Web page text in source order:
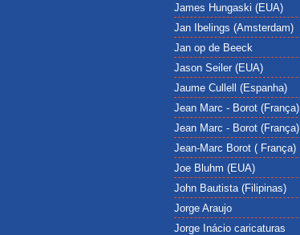
James Hungaski (EUA)
Jan Ibelings (Amsterdam)
Jan op de Beeck
Jason Seiler (EUA)
Jaume Cullell (Espanha)
Jean Marc - Borot (França)
Jean Marc - Borot (França)
Jean-Marc Borot ( França)
Joe Bluhm (EUA)
John Bautista (Filipinas)
Jorge Araujo
Jorge Inácio caricaturas